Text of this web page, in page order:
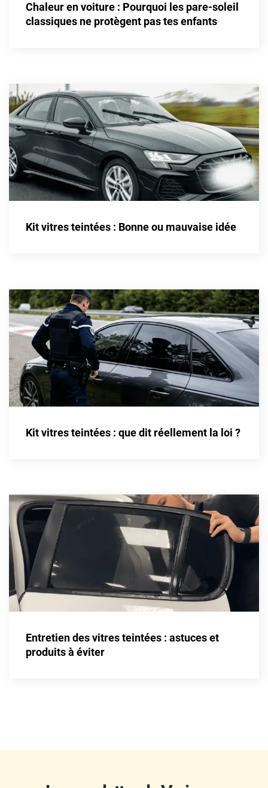
Aston Martin
Buick
Byd
Cadillac
Changan
Chevrolet
Chrysler
Dacia
Daewoo
Daihatsu
Dodge
Dongfeng
Eagle
Fiat
Fisker
Ford
Foton
Holden
Chaleur en voiture : Pourquoi les pare-soleil
classiques ne protègent pas tes enfants
Kit vitres teintées : Bonne ou mauvaise idée
Kit vitres teintées : que dit réellement la loi ?
Entretien des vitres teintées : astuces et
produits à éviter